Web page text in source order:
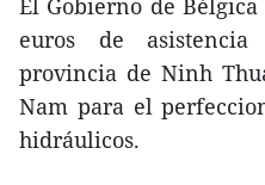
El Gobierno de
euros de
provincia de Ninh
Nam para el
hidráulicos.